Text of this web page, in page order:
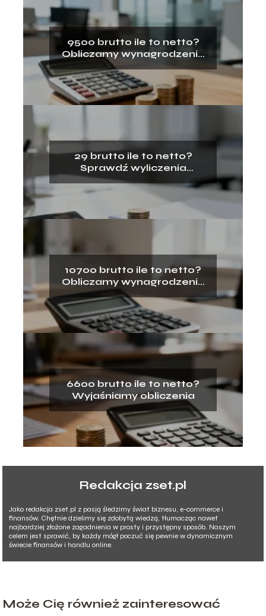
9500 brutto ile to netto?
Obliczamy wynagrodzenie
na rękę
29 brutto ile to netto?
Sprawdź wyliczenia
wynagrodzenia
10700 brutto ile to netto?
Obliczamy wynagrodzenie
na rękę
6600 brutto ile to netto?
Wyjaśniamy obliczenia
Redakcja zset.pl
Jako redakcja zset.pl z pasją śledzimy świat biznesu, e-commerce i
finansów. Chętnie dzielimy się zdobytą wiedzą, tłumacząc nawet
najbardziej złożone zagadnienia w prosty i przystępny sposób. Naszym
celem jest sprawić, by każdy mógł poczuć się pewnie w dynamicznym
świecie finansów i handlu online.
Może Cię również zainteresować